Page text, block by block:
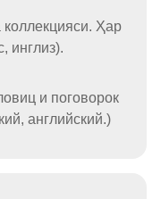
коллекцияси. Ҳар
инглиз).
и поговорок
английский.)